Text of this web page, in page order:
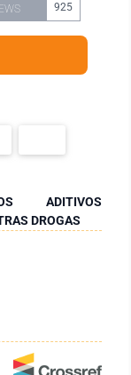
925
ADITIVOS
DROGAS